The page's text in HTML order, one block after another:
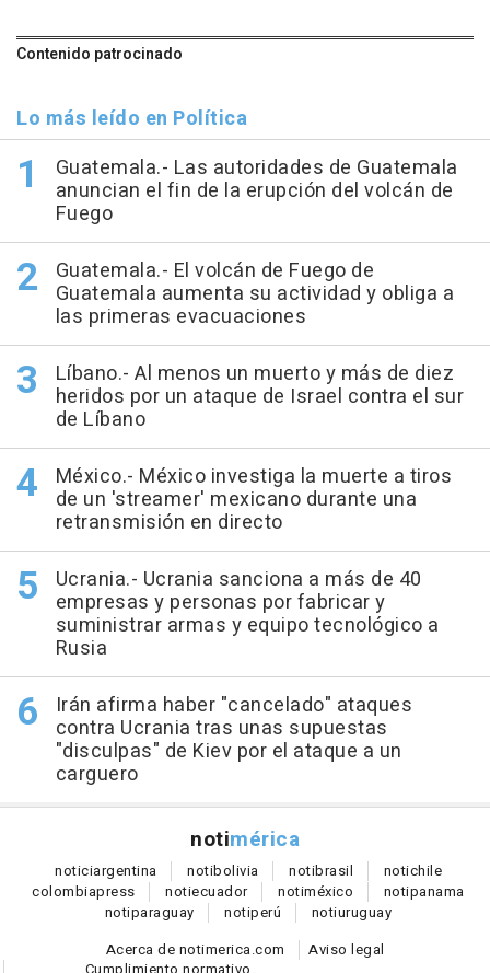
Contenido patrocinado
Lo más leído en Política
Guatemala.- Las autoridades de Guatemala
anuncian el fin de la erupción del volcán de
Fuego
Guatemala.- El volcán de Fuego de
Guatemala aumenta su actividad y obliga a
las primeras evacuaciones
Líbano.- Al menos un muerto y más de diez
heridos por un ataque de Israel contra el sur
de Líbano
México.- México investiga la muerte a tiros
de un 'streamer' mexicano durante una
retransmisión en directo
Ucrania.- Ucrania sanciona a más de 40
empresas y personas por fabricar y
suministrar armas y equipo tecnológico a
Rusia
Irán afirma haber "cancelado" ataques
contra Ucrania tras unas supuestas
"disculpas" de Kiev por el ataque a un
carguero
notimérica
noticiargentina notibolivia notibrasil notichile
colombiapress notiecuador notiméxico notipanama
notiparaguay notiperú notiuruguay
Acerca de notimerica.com
Aviso legal